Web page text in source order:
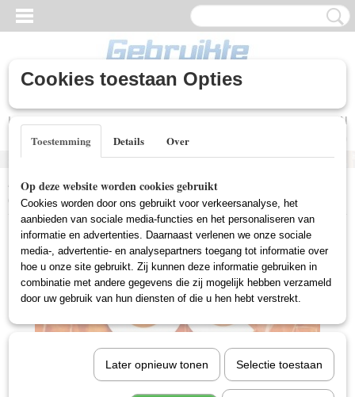
Inloggen
UW WINKELWAGEN
Home >Gebruikte DVD's>Box Sets Gebruikt
(7DVD)(Gebruikt)
Cookies toestaan Opties
Toestemming Details Over
Op deze website worden cookies gebruikt
Cookies worden door ons gebruikt voor verkeersanalyse, het
aanbieden van sociale media-functies en het personaliseren van
informatie en advertenties. Daarnaast verlenen we onze sociale
media-, advertentie- en analysepartners toegang tot informatie over
hoe u onze site gebruikt. Zij kunnen deze informatie gebruiken in
combinatie met andere gegevens die zij mogelijk hebben verzameld
door uw gebruik van hun diensten of die u hen hebt verstrekt.
Later opnieuw tonen Selectie toestaan